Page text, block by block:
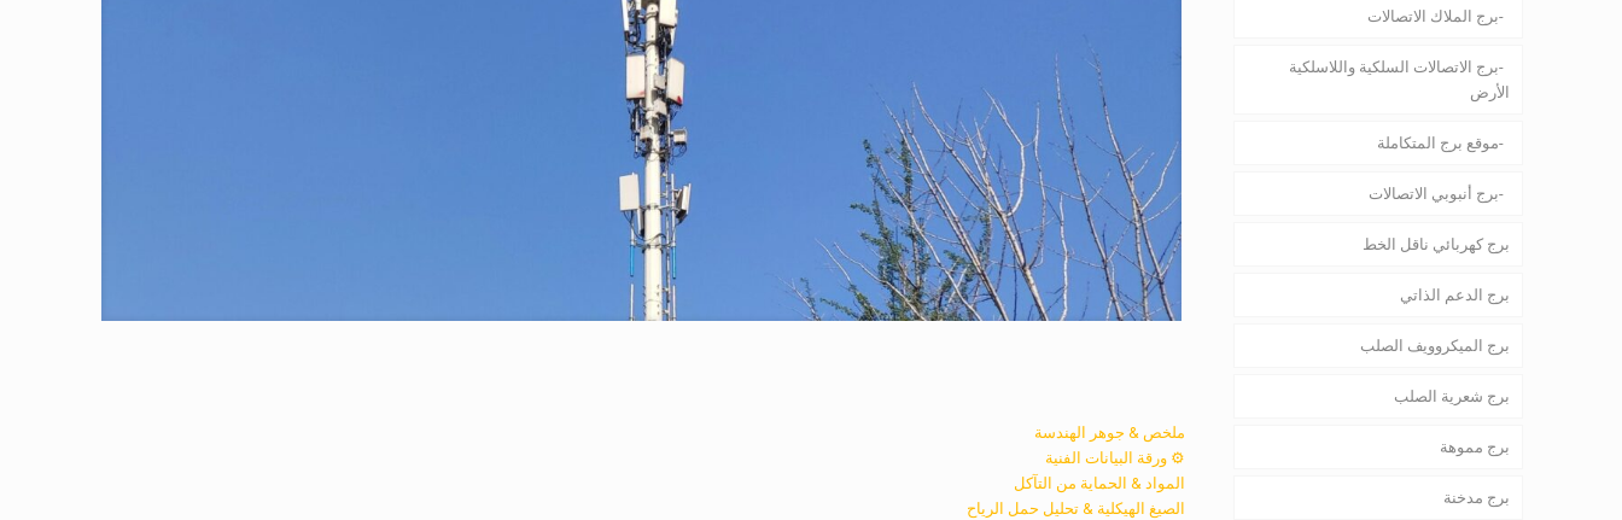
ملخص & جوهر الهندسة
⚙️ ورقة البيانات الفنية
️المواد & الحماية من التآكل
الصيغ الهيكلية & تحليل حمل الرياح
برج الملاك الاتصالات
برج الاتصالات السلكية واللاسلكية
الأرض
موقع برج المتكاملة
برج أنبوبي الاتصالات
برج كهربائي ناقل الخط
برج الدعم الذاتي
برج الميكروويف الصلب
برج شعرية الصلب
برج مموهة
برج مدخنة